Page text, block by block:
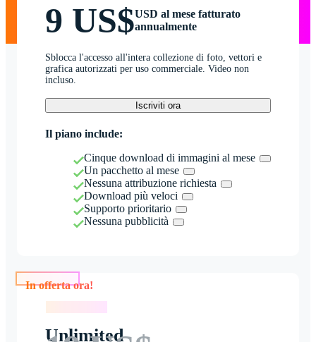
9 US$USD al mese fatturato
annualmente
Sblocca l'accesso all'intera collezione di foto, vettori e
grafica autorizzati per uso commerciale. Video non
incluso.
Iscriviti ora
Il piano include:
Cinque download di immagini al mese
Un pacchetto al mese
Nessuna attribuzione richiesta
Download più veloci
Supporto prioritario
Nessuna pubblicità
Unlimited